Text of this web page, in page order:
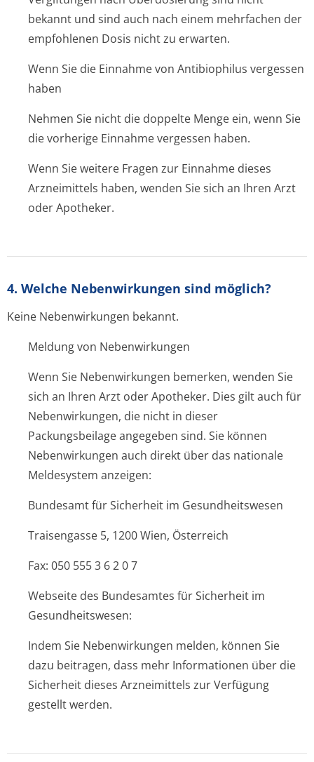
bekannt und sind auch nach einem mehrfachen der
empfohlenen Dosis nicht zu erwarten.
Wenn Sie die Einnahme von Antibiophilus vergessen
haben
Nehmen Sie nicht die doppelte Menge ein, wenn Sie
die vorherige Einnahme vergessen haben.
Wenn Sie weitere Fragen zur Einnahme dieses
Arzneimittels haben, wenden Sie sich an Ihren Arzt
oder Apotheker.
4. Welche Nebenwirkungen sind möglich?
Keine Nebenwirkungen bekannt.
Meldung von Nebenwirkungen
Wenn Sie Nebenwirkungen bemerken, wenden Sie
sich an Ihren Arzt oder Apotheker. Dies gilt auch für
Nebenwirkungen, die nicht in dieser
Packungsbeilage angegeben sind. Sie können
Nebenwirkungen auch direkt über das nationale
Meldesystem anzeigen:
Bundesamt für Sicherheit im Gesundheitswesen
Traisengasse 5, 1200 Wien, Österreich
Fax: 050 555 3 6 2 0 7
Webseite des Bundesamtes für Sicherheit im
Gesundheitswesen:
Indem Sie Nebenwirkungen melden, können Sie
dazu beitragen, dass mehr Informationen über die
Sicherheit dieses Arzneimittels zur Verfügung
gestellt werden.